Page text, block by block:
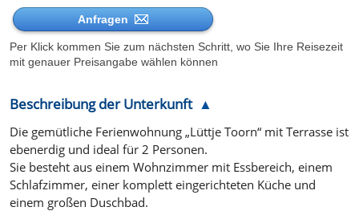
Anfragen
Per Klick kommen Sie zum nächsten Schritt, wo Sie Ihre Reisezeit
mit genauer Preisangabe wählen können
Beschreibung der Unterkunft
Die gemütliche Ferienwohnung „Lüttje Toorn“ mit Terrasse ist
ebenerdig und ideal für 2 Personen.
Sie besteht aus einem Wohnzimmer mit Essbereich, einem
Schlafzimmer, einer komplett eingerichteten Küche und
einem großen Duschbad.